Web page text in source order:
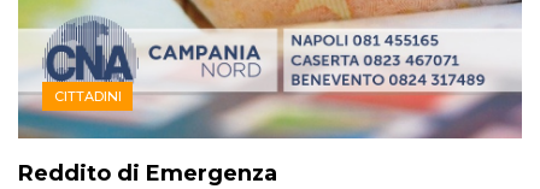
CITTADINI
Reddito di Emergenza